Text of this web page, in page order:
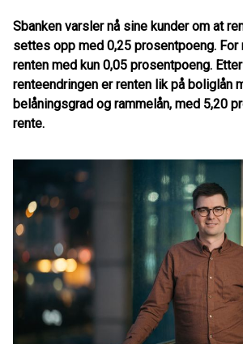
Sbanken varsler nå sine kunder om at
settes opp med 0,25 prosentpoeng. For
renten med kun 0,05 prosentpoeng.
renteendringen er renten lik på boliglån
belåningsgrad og rammelån, med 5,20
rente.